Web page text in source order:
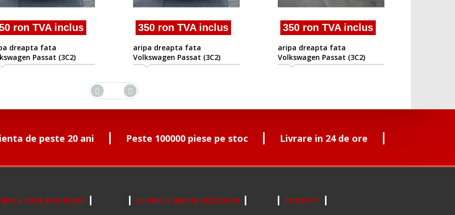
ron TVA inclus
dreapta fata
Passat (3C2)
-2010/08
350 ron TVA inclus
aripa dreapta fata
Volkswagen Passat (3C2)
2005/08 -2010/08
350 ron TVA inclus
aripa dreapta fata
Volkswagen Passat (3C2)
2005/08 -2010/08
de peste 20 ani Peste 100000 piese pe stoc Livrare in 24 de ore
PIESE ADAUGATE ULTIMELE MASINI ADAUGATE CONTACT